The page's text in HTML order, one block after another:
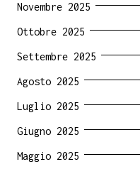
Novembre 2025
Ottobre 2025
Settembre 2025
Agosto 2025
Luglio 2025
Giugno 2025
Maggio 2025